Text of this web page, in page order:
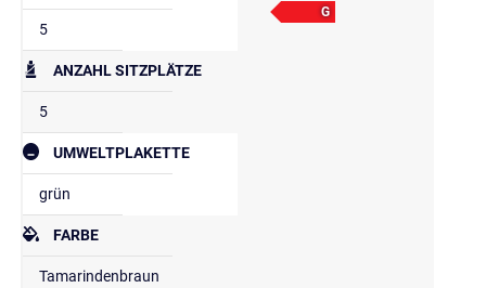
5
ANZAHL SITZPLÄTZE
5
UMWELTPLAKETTE
grün
FARBE
Tamarindenbraun
G